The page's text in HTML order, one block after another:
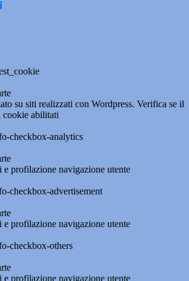
su siti realizzati con Wordpress. Verifica se il
cookie abilitati
checkbox-analytics
e profilazione navigazione utente
checkbox-advertisement
e profilazione navigazione utente
checkbox-others
e profilazione navigazione utente